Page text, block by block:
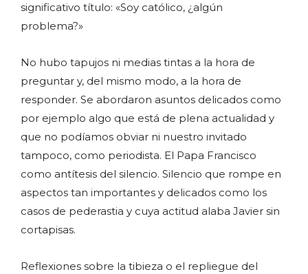
significativo título: «Soy católico, ¿algún
problema?»
No hubo tapujos ni medias tintas a la hora de
preguntar y, del mismo modo, a la hora de
responder. Se abordaron asuntos delicados como
por ejemplo algo que está de plena actualidad y
que no podíamos obviar ni nuestro invitado
tampoco, como periodista. El Papa Francisco
como antítesis del silencio. Silencio que rompe en
aspectos tan importantes y delicados como los
casos de pederastia y cuya actitud alaba Javier sin
cortapisas.
Reflexiones sobre la tibieza o el repliegue del